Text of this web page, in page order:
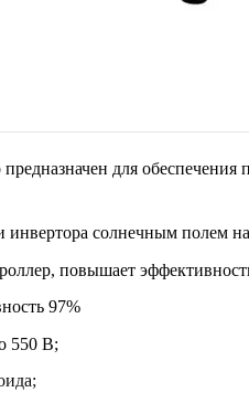
для обеспечения
инвертора солнечным полем
повышает
97%
550 В;